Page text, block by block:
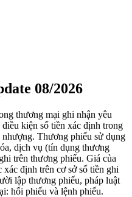
08/2026
thương mại ghi nhận yêu
kiện số tiền xác định trong
Thương phiếu sử dụng
dịch vụ (tín dụng thương
trên thương phiếu. Giá của
định trên cơ sở số tiền ghi
lập thương phiếu, pháp luật
hối phiếu và lệnh phiếu.